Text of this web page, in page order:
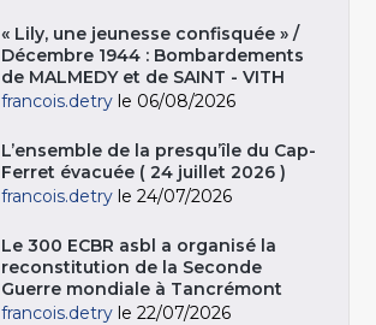
« Lily, une jeunesse confisquée » /
Décembre 1944 : Bombardements
de MALMEDY et de SAINT - VITH
francois.detry le 06/08/2026
L’ensemble de la presqu’île du Cap-
Ferret évacuée ( 24 juillet 2026 )
francois.detry le 24/07/2026
Le 300 ECBR asbl a organisé la
reconstitution de la Seconde
Guerre mondiale à Tancrémont
francois.detry le 22/07/2026